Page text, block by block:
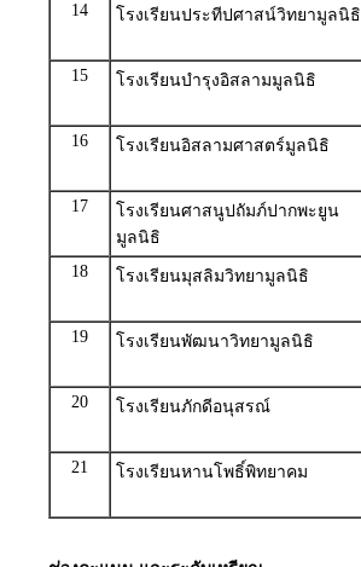
14
โรงเรียนประทีปศาสน์วิทยามูลนิธิ
15
โรงเรียนบำรุงอิสลามมูลนิธิ
16
โรงเรียนอิสลามศาสตร์มูลนิธิ
17
โรงเรียนศาสนูปถัมภ์ปากพะยูน
มูลนิธิ
18
โรงเรียนมุสลิมวิทยามูลนิธิ
19
โรงเรียนพัฒนาวิทยามูลนิธิ
20
โรงเรียนภักดีอนุสรณ์
21
โรงเรียนหานโพธิ์พิทยาคม